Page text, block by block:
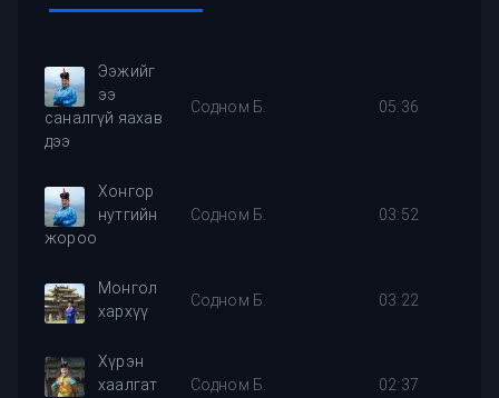
Ээжийг
ээ
саналгүй яахав
дээ
Содном Б. 05:36
Хонгор
нутгийн
жороо
Содном Б. 03:52
Монгол
хархүү
Содном Б. 03:22
Хүрэн
хаалгат
Содном Б. 02:37